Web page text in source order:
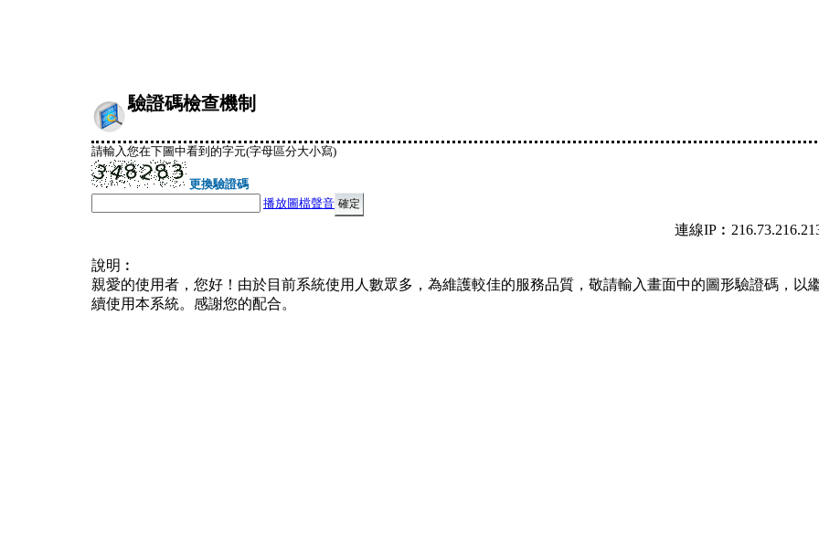
驗證碼檢查機制
請輸入您在下圖中看到的字元(字母區分大小寫)
更換驗證碼
播放圖檔聲音
連線
說明︰
親愛的使用者，您好！由於目前系統使用人數眾多，為維護較佳的服務品質，敬請輸入畫面中的圖形驗證碼，以
續使用本系統。感謝您的配合。